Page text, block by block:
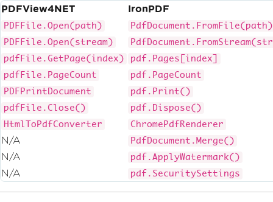
PDFView4NET IronPDF
PDFFile.Open(path)
PdfDocument.FromFile(path)
PDFFile.Open(stream)
pdfFile.GetPage(index)
pdf.Pages[index]
pdfFile.PageCount
pdf.PageCount
PDFPrintDocument
pdf.Print()
pdfFile.Close()
pdf.Dispose()
HtmlToPdfConverter
ChromePdfRenderer
N/A PdfDocument.Merge()
N/A pdf.ApplyWatermark()
N/A pdf.SecuritySettings